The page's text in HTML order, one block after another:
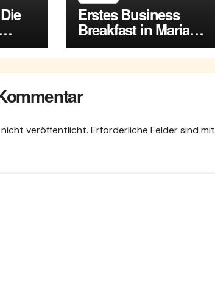
Erstes Business
Breakfast in Maria
Enzersdorf
veröffentlicht. Erforderliche Felder sind mit